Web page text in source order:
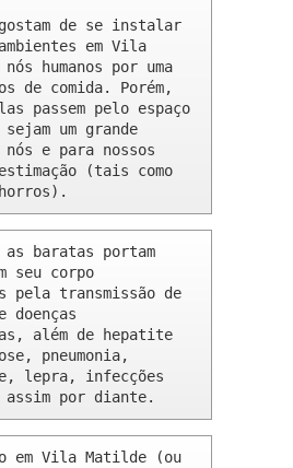
de se instalar
ambientes em Vila
humanos por uma
de comida. Porém,
passem pelo espaço
um grande
e para nossos
(tais como
as baratas portam
seu corpo
pela transmissão de
doenças
além de hepatite
pneumonia,
lepra, infecções
por diante.
em Vila Matilde (ou